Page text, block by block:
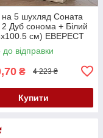
5 шухляд Соната
Дуб сонома + Білий
см) ЕВЕРЕСТ
до відправки
₴ 4 223 ₴
Купити